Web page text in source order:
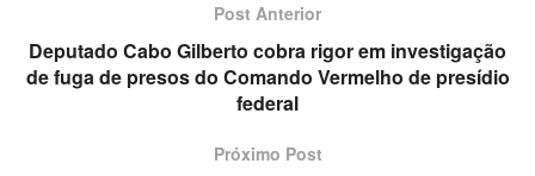
Post Anterior
Deputado Cabo Gilberto cobra rigor em investigação
de fuga de presos do Comando Vermelho de presídio
federal
Próximo Post